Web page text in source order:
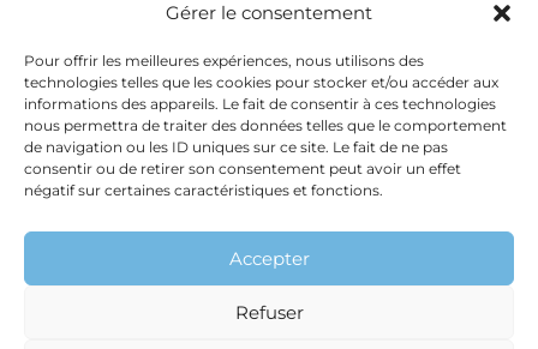
Gérer le consentement
Pour offrir les meilleures expériences, nous utilisons des
technologies telles que les cookies pour stocker et/ou accéder aux
informations des appareils. Le fait de consentir à ces technologies
nous permettra de traiter des données telles que le comportement
de navigation ou les ID uniques sur ce site. Le fait de ne pas
consentir ou de retirer son consentement peut avoir un effet
négatif sur certaines caractéristiques et fonctions.
Accepter
Refuser
PRESSE
Actualités du secteur
Espace presse
Vidéothèque
Ne manquez rien de l’actualité Phyteis !
à notre newsletter et recevez directement les